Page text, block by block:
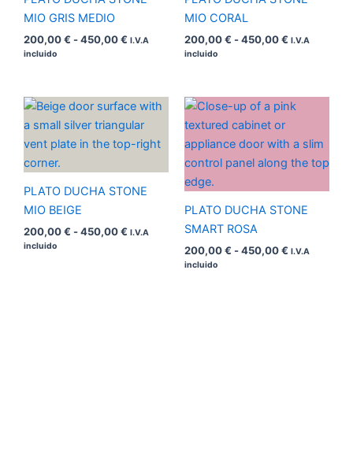
MIO GRIS MEDIO
200,00€ -450,00€ I.V.A
incluido
MIO CORAL
200,00€ -450,00€ I.V.A
incluido
PLATO DUCHA STONE
MIO BEIGE
200,00€ -450,00€
Rango
precios:
desde
I.V.A
incluido
PLATO DUCHA STONE
SMART ROSA
200,00€ -450,00€
Rango
desde
200,00 €
hasta
I.V.A
incluido